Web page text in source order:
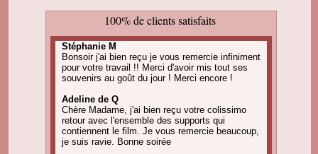
100% de clients satisfaits
Stéphanie M
Bonsoir j'ai bien reçu je vous remercie infiniment
pour votre travail !! Merci d'avoir mis tout ses
souvenirs au goût du jour ! Merci encore !
Adeline de Q
Chère Madame, j'ai bien reçu votre colissimo
retour avec l'ensemble des supports qui
contiennent le film. Je vous remercie beaucoup,
je suis ravie. Bonne soirée